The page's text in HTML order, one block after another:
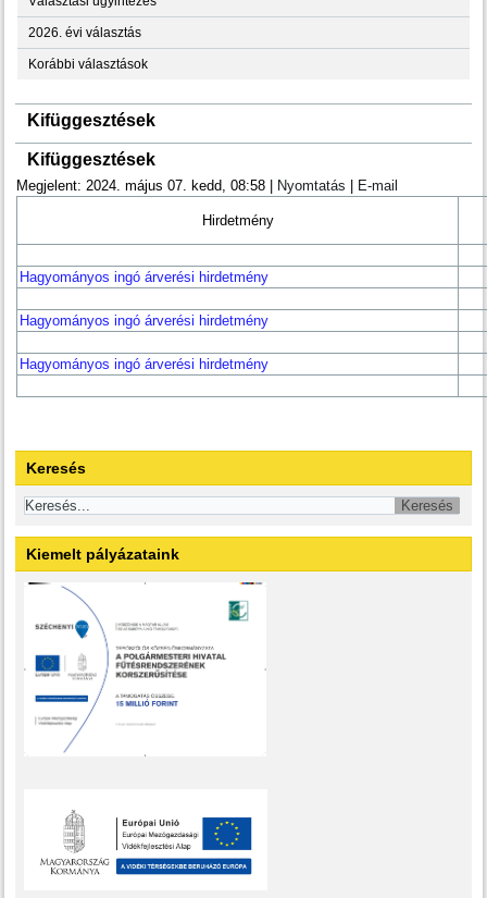
2026. évi választás
Korábbi választások
Kifüggesztések
Kifüggesztések
Megjelent: 2024. május 07. kedd, 08:58 Nyomtatás E-mail
Hirdetmény
Hagyományos ingó árverési hirdetmény
Hagyományos ingó árverési hirdetmény
Hagyományos ingó árverési hirdetmény
Keresés
Kiemelt pályázataink